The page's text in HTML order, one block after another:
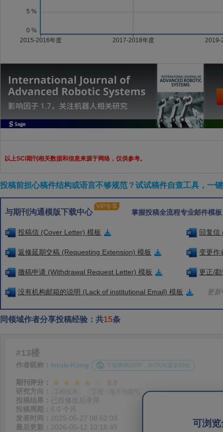
以上SCI期刊相关数据和信息来源于网络，仅供参考。
投稿前担心稿件结构或语言不够规范？试试稿件自查工具，一
与期刊沟通模版下载中心
VIP专享
掌握投稿全流程专业邮件模
投稿信 (Cover Letter) 模板 回复信
返修延期交稿 (Requesting Extension) 模板 变更作
撤稿申请 (Withdrawal Request Letter) 模板 更正/
没有机构邮箱的说明 (Lack of institutional Email) 模板 更
同领域作者分享投稿经验：共15条
可浏
#13楼
作者昵称： letub-Kong 下载蝌蝌APP，和TA沟通更轻松
期刊评分：
8.0
研究方向：
投稿结果： 已投修改后录用
投稿周期： 6.0 个月
发表时间： 2025-05-27 08:52:03
最后更新： 2026-05-12 10:16:45